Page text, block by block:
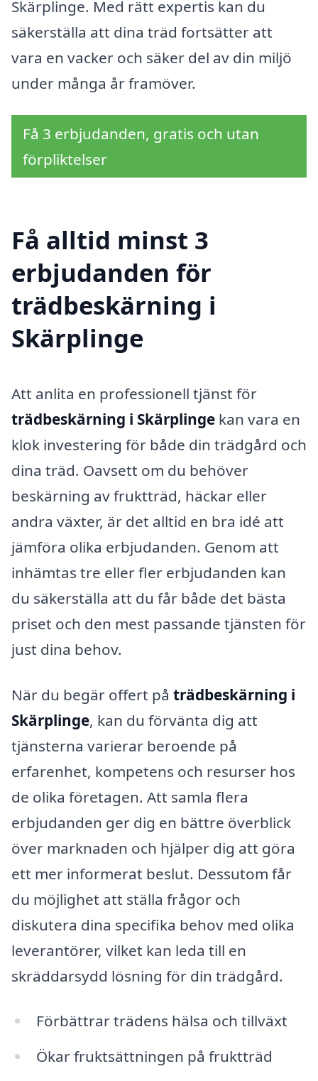
Skärplinge. Med rätt expertis kan du
säkerställa att dina träd fortsätter att
vara en vacker och säker del av din miljö
under många år framöver.
Få 3 erbjudanden, gratis och utan
förpliktelser
Få alltid minst 3
erbjudanden för
trädbeskärning i
Skärplinge
Att anlita en professionell tjänst för
trädbeskärning i Skärplinge kan vara en
klok investering för både din trädgård och
dina träd. Oavsett om du behöver
beskärning av fruktträd, häckar eller
andra växter, är det alltid en bra idé att
jämföra olika erbjudanden. Genom att
inhämtas tre eller fler erbjudanden kan
du säkerställa att du får både det bästa
priset och den mest passande tjänsten för
just dina behov.
När du begär offert på trädbeskärning i
Skärplinge, kan du förvänta dig att
tjänsterna varierar beroende på
erfarenhet, kompetens och resurser hos
de olika företagen. Att samla flera
erbjudanden ger dig en bättre överblick
över marknaden och hjälper dig att göra
ett mer informerat beslut. Dessutom får
du möjlighet att ställa frågor och
diskutera dina specifika behov med olika
leverantörer, vilket kan leda till en
skräddarsydd lösning för din trädgård.
Förbättrar trädens hälsa och tillväxt
Ökar fruktsättningen på fruktträd